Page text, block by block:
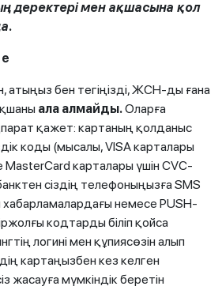
деректері мен ақшасына қол
е
атыңыз бен тегіңізді, ЖСН-ды ғана
ала алмайды.Оларға
қажет: картаның қолданыс
коды (мысалы, VISA карталары
карталары үшін CVC-
сіздің телефоныңызға SMS
хабарламалардағы немесе PUSH-
кодтарды біліп қойса
логині мен құпиясөзін алып
картаңызбен кез келген
жасауға мүмкіндік беретін